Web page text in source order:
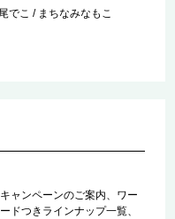
でこ / まちなみなもこ
ャンペーンのご案内、ワー
ドつきラインナップ一覧、